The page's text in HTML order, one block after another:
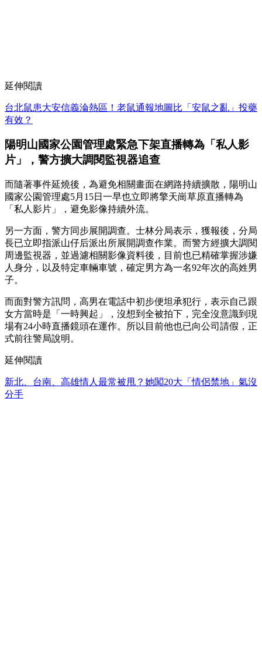
延伸閱讀
台北鼠患大安信義淪熱區！老鼠通報地圖比「安鼠之亂」投藥
有效？
陽明山國家公園管理處緊急下架直播轉為「私人影
片」，警方擴大調閱監視器追查
而隨著事件延燒後，為避免相關畫面在網路持續擴散，陽明山
國家公園管理處5月15日一早也立即將擎天崗草原直播轉為
「私人影片」，避免影像持續外流。
另一方面，警方同步展開調查。士林分局表示，獲報後，分局
長已立即指派山仔后派出所展開調查作業。而警方經擴大調閱
周邊監視器，並過濾相關影像資料後，目前也已精確掌握涉嫌
人身分，以及特定車輛車號，確定男方為一名92年次的高姓男
子。
而面對警方訊問，高男在電話中初步便坦承犯行，表示自己跟
女方當時是「一時興起」，沒想到全被拍下，完全沒意識到現
場有24小時直播鏡頭在運作。所以目前他也已向公司請假，正
式前往警局說明。
延伸閱讀
新北、台南、高雄情人最常被甩？她闖20大「情侶禁地」氣沒
分手